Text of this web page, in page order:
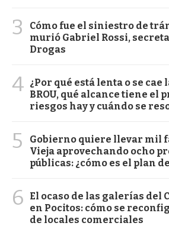
3
Cómo fue el siniestro de
murió Gabriel Rossi,
Drogas
4 ¿Por qué está lenta o se
BROU, qué alcance tiene el
riesgos hay y cuándo se
5
Gobierno quiere llevar mil
Vieja aprovechando ocho
públicas: ¿cómo es el plan
6
El ocaso de las galerías del
en Pocitos: cómo se
de locales comerciales